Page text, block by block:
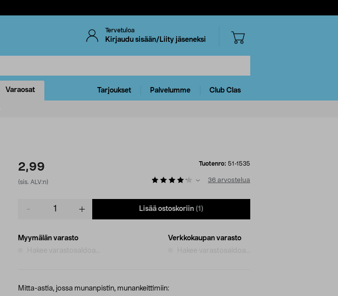
Tervetuloa
Kirjaudu sisään/Liity jäseneksi
Varaosat Tarjoukset Palvelumme Club Clas
2,99
(sis. ALV:n)
Tuotenro: 51-1535
36 arvostelua
Lisää ostoskoriin (1)
Myymälän varasto
Hakee varastosaldoa...
Verkkokaupan varasto
Hakee varastosaldoa...
Mitta-astia, jossa munanpistin, munankeittimiin: